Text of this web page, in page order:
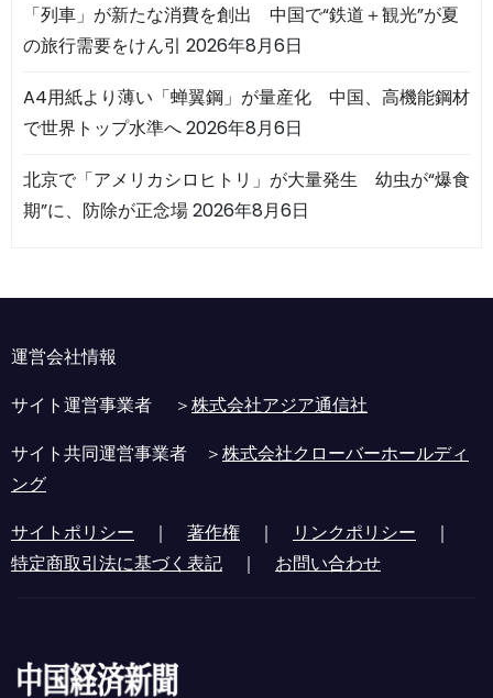
「列車」が新たな消費を創出 中国で“鉄道＋観光”が夏
の旅行需要をけん引 2026年8月6日
A4用紙より薄い「蝉翼鋼」が量産化 中国、高機能鋼材
で世界トップ水準へ2026年8月6日
北京で「アメリカシロヒトリ」が大量発生 幼虫が“爆食
期”に、防除が正念場2026年8月6日
運営会社情報
サイト運営事業者 ＞株式会社アジア通信社
サイト共同運営事業者 ＞株式会社クローバーホールディ
ング
サイトポリシー ｜ 著作権 ｜ リンクポリシー ｜
特定商取引法に基づく表記 ｜ お問い合わせ